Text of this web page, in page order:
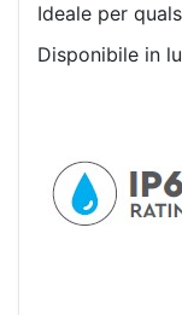
Ideale per
Disponibile in